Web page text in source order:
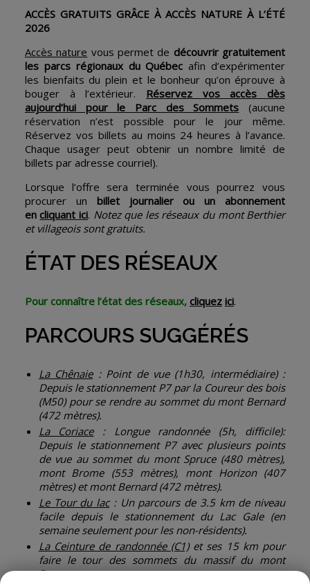
ACCÈS GRATUITS GRÂCE À ACCÈS NATURE À L’ÉTÉ
2026
Accès nature vous permet de découvrir gratuitement
les parcs régionaux du Québec afin d’expérimenter
les bienfaits du plein et le bonheur qu’on éprouve à
bouger à l’extérieur. Réservez vos accès dès
aujourd’hui pour le Parc des Sommets (aucune
réservation n’est possible pour le jour même.
Réservez vos billets au moins 24 heures à l’avance.
Chaque usager peut obtenir un nombre limité de
billets par adresse courriel).
Lorsque l’offre sera terminée vous pourrez vous
procurer un billet journalier ou un abonnement
en cliquant ici. Notez que les réseaux du mont Berthier
et villageois sont gratuits.
ÉTAT DES RÉSEAUX
Pour connaître l’état des réseaux, cliquez ici.
PARCOURS SUGGÉRÉS
La Chênaie: Point de vue (1h30, intermédiaire) :
Depuis le stationnement P7 par la Coureur des bois
(M50) pour se rendre au sommet du mont Bernard
(472 mètres).
La Coriace: Longue randonnée (5h, difficile):
Depuis le stationnement P7 avec plusieurs points
de vue au sommet du mont Spruce (480 mètres),
mont Brome (553 mètres), mont Horizon (407
mètres) et mont Bernard (472 mètres).
Le Tour du lac: Un parcours de 3.5 km de niveau
facile depuis le stationnement du Lac Gale (en
semaine seulement pour les non-résidents).
La Ceinture de randonnée (C1)et ses 15 km pour
faire le tour des sommets du massif du mont
Brome